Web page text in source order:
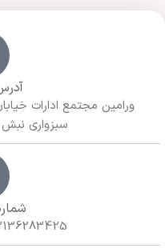
ورامین مجتمع ادارات
سبزواری
- 09125915392